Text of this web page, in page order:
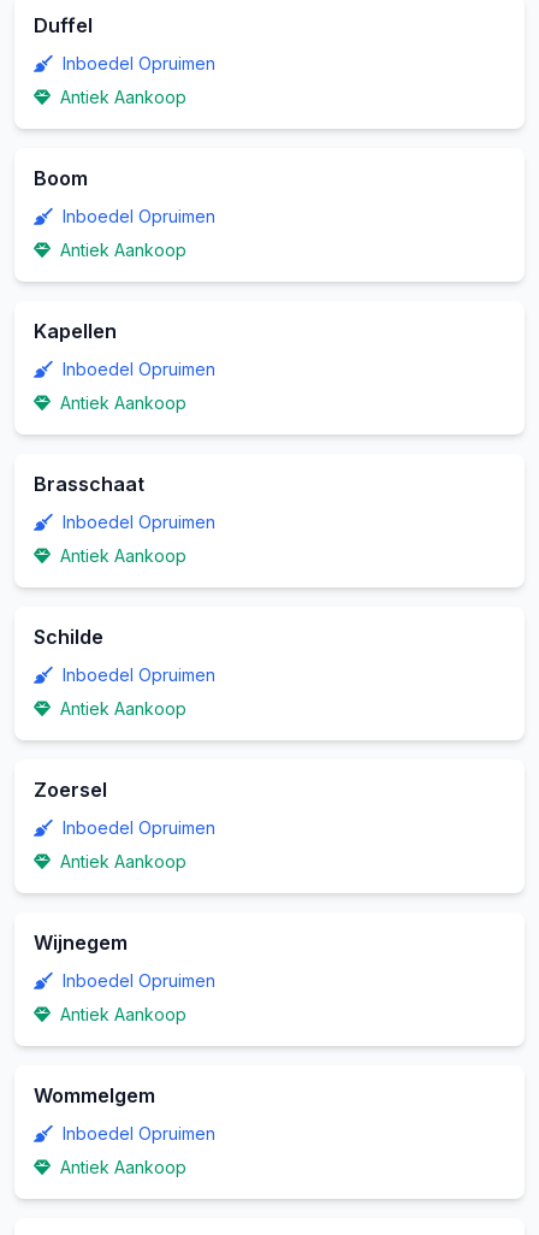
Duffel
Inboedel Opruimen
Antiek Aankoop
Boom
Inboedel Opruimen
Antiek Aankoop
Kapellen
Inboedel Opruimen
Antiek Aankoop
Brasschaat
Inboedel Opruimen
Antiek Aankoop
Schilde
Inboedel Opruimen
Antiek Aankoop
Zoersel
Inboedel Opruimen
Antiek Aankoop
Wijnegem
Inboedel Opruimen
Antiek Aankoop
Wommelgem
Inboedel Opruimen
Antiek Aankoop